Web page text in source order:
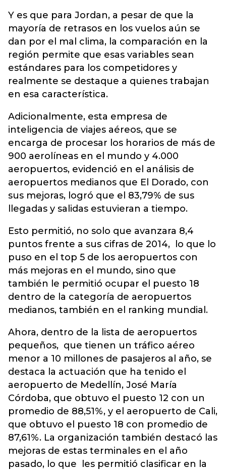
Y es que para Jordan, a pesar de que la
mayoría de retrasos en los vuelos aún se
dan por el mal clima, la comparación en la
región permite que esas variables sean
estándares para los competidores y
realmente se destaque a quienes trabajan
en esa característica.
Adicionalmente, esta empresa de
inteligencia de viajes aéreos, que se
encarga de procesar los horarios de más de
900 aerolíneas en el mundo y 4.000
aeropuertos, evidenció en el análisis de
aeropuertos medianos que El Dorado, con
sus mejoras, logró que el 83,79% de sus
llegadas y salidas estuvieran a tiempo.
Esto permitió, no solo que avanzara 8,4
puntos frente a sus cifras de 2014, lo que lo
puso en el top 5 de los aeropuertos con
más mejoras en el mundo, sino que
también le permitió ocupar el puesto 18
dentro de la categoría de aeropuertos
medianos, también en el ranking mundial.
Ahora, dentro de la lista de aeropuertos
pequeños, que tienen un tráfico aéreo
menor a 10 millones de pasajeros al año, se
destaca la actuación que ha tenido el
aeropuerto de Medellín, José María
Córdoba, que obtuvo el puesto 12 con un
promedio de 88,51%, y el aeropuerto de Cali,
que obtuvo el puesto 18 con promedio de
87,61%. La organización también destacó las
mejoras de estas terminales en el año
pasado, lo que les permitió clasificar en la